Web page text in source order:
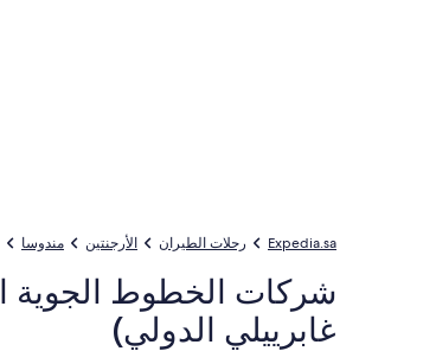
Expedia.sa رحلات الطيران الأرجنتين مندوسا
غابرييلي الدولي)